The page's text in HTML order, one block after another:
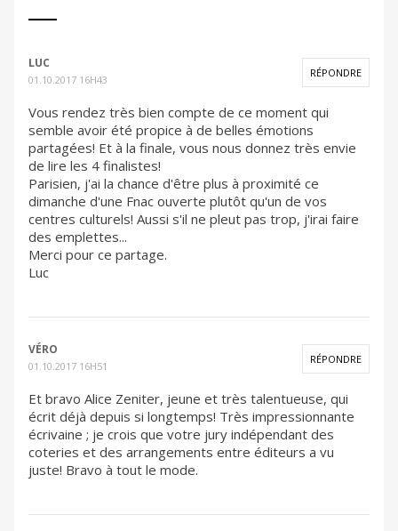
LUC
01.10.2017 16H43
RÉPONDRE
Vous rendez très bien compte de ce moment qui
semble avoir été propice à de belles émotions
partagées! Et à la finale, vous nous donnez très envie
de lire les 4 finalistes!
Parisien, j'ai la chance d'être plus à proximité ce
dimanche d'une Fnac ouverte plutôt qu'un de vos
centres culturels! Aussi s'il ne pleut pas trop, j'irai faire
des emplettes...
Merci pour ce partage.
Luc
VÉRO
01.10.2017 16H51
RÉPONDRE
Et bravo Alice Zeniter, jeune et très talentueuse, qui
écrit déjà depuis si longtemps! Très impressionnante
écrivaine ; je crois que votre jury indépendant des
coteries et des arrangements entre éditeurs a vu
juste! Bravo à tout le mode.